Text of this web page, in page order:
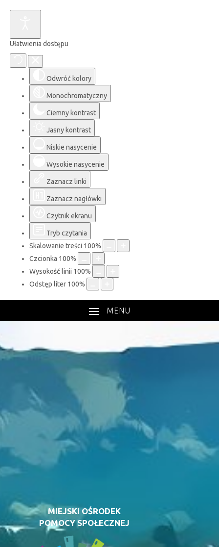
Ułatwienia dostępu
Odwróć kolory
Monochromatyczny
Ciemny kontrast
Jasny kontrast
Niskie nasycenie
Wysokie nasycenie
Zaznacz linki
Zaznacz nagłówki
Czytnik ekranu
Tryb czytania
Skalowanie treści 100%
Czcionka 100%
Wysokość linii 100%
Odstęp liter 100%
MENU
MIEJSKI OŚRODEK
POMOCY SPOŁECZNEJ